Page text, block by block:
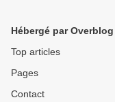
Hébergé par Overblog
Top articles
Pages
Contact